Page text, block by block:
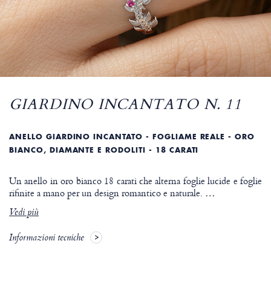
GIARDINO INCANTATO N. 11
ANELLO GIARDINO INCANTATO - FOGLIAME REALE - ORO
BIANCO, DIAMANTE E RODOLITI - 18 CARATI
Un anello in oro bianco 18 carati che alterna foglie lucide e foglie
rifinite a mano per un design romantico e naturale. …
Vedi più
Informazioni tecniche